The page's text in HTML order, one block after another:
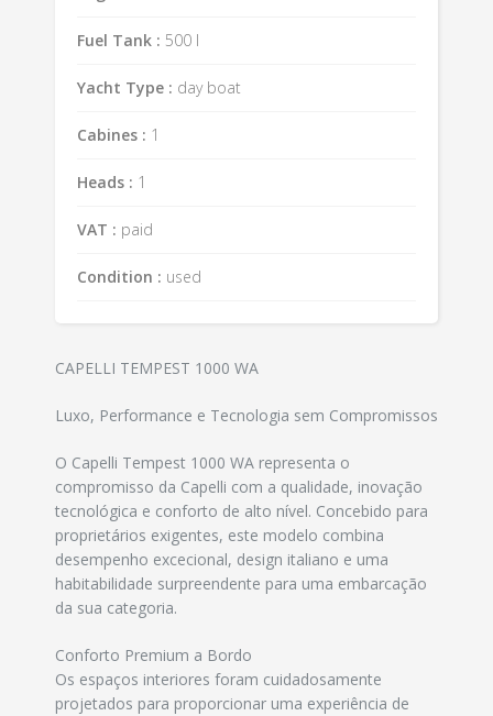
Fuel Tank : 500 l
Yacht Type : day boat
Cabines : 1
Heads : 1
VAT : paid
Condition : used
CAPELLI TEMPEST 1000 WA
Luxo, Performance e Tecnologia sem Compromissos
O Capelli Tempest 1000 WA representa o
compromisso da Capelli com a qualidade, inovação
tecnológica e conforto de alto nível. Concebido para
proprietários exigentes, este modelo combina
desempenho excecional, design italiano e uma
habitabilidade surpreendente para uma embarcação
da sua categoria.
Conforto Premium a Bordo
Os espaços interiores foram cuidadosamente
projetados para proporcionar uma experiência de